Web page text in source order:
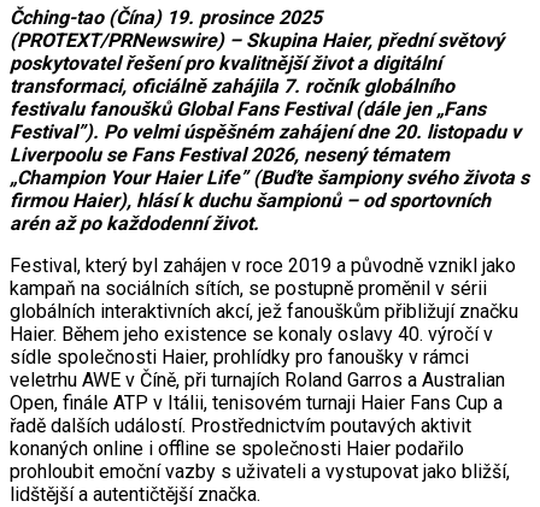
Čching-tao (Čína) 19. prosince 2025
(PROTEXT/PRNewswire) – Skupina Haier, přední světový
poskytovatel řešení pro kvalitnější život a digitální
transformaci, oficiálně zahájila 7. ročník globálního
festivalu fanoušků Global Fans Festival (dále jen „Fans
Festival”). Po velmi úspěšném zahájení dne 20. listopadu v
Liverpoolu se Fans Festival 2026, nesený tématem
„Champion Your Haier Life” (Buďte šampiony svého života s
firmou Haier), hlásí k duchu šampionů – od sportovních
arén až po každodenní život.
Festival, který byl zahájen v roce 2019 a původně vznikl jako
kampaň na sociálních sítích, se postupně proměnil v sérii
globálních interaktivních akcí, jež fanouškům přibližují značku
Haier. Během jeho existence se konaly oslavy 40. výročí v
sídle společnosti Haier, prohlídky pro fanoušky v rámci
veletrhu AWE v Číně, při turnajích Roland Garros a Australian
Open, finále ATP v Itálii, tenisovém turnaji Haier Fans Cup a
řadě dalších událostí. Prostřednictvím poutavých aktivit
konaných online i offline se společnosti Haier podařilo
prohloubit emoční vazby s uživateli a vystupovat jako bližší,
lidštější a autentičtější značka.